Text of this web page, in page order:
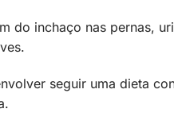
do inchaço nas pernas,
seguir uma dieta